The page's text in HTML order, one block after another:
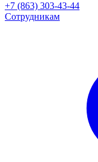
+7 (863) 303-43-44
Сотрудникам